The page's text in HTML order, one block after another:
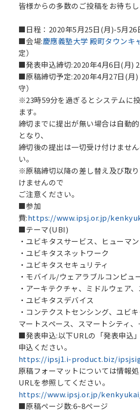
皆様からの多数のご投稿をお待ちし
■日程：2020年5月25日(月)-5月26
■会場:慶應義塾大学 殿町タウンキ
定）
■発表申込締切:2020年4月6日(月)
■原稿締切予定:2020年4月27日(月)
守）
※23時59分を過ぎるとシステムに
ます。
締切までに提出が無い場合は自動
となり、
締切後の提出は一切受け付けませ
い。
※原稿締切以降の差し替え及び取
けませんので
ご注意ください。
■参加
費:https://www.ipsj.or.jp/
■テーマ(UBI)
・ユビキタスサービス、ヒューマ
・ユビキタスネットワーク
・ユビキタスセキュリティ
・モバイル/ウェアラブルコンピュ
・アーキテクチャ、ミドルウェア
・ユビキタスデバイス
・コンテクストセンシング、ユビ
マートスペース、スマートシティ、
■発表申込:以下URLの「発表申込
申込ください。
https://ipsj1.i-product.biz/
原稿フォーマットについては情報
URLを参照してください。
https://www.ipsj.or.jp/
■原稿ページ数:6~8ページ